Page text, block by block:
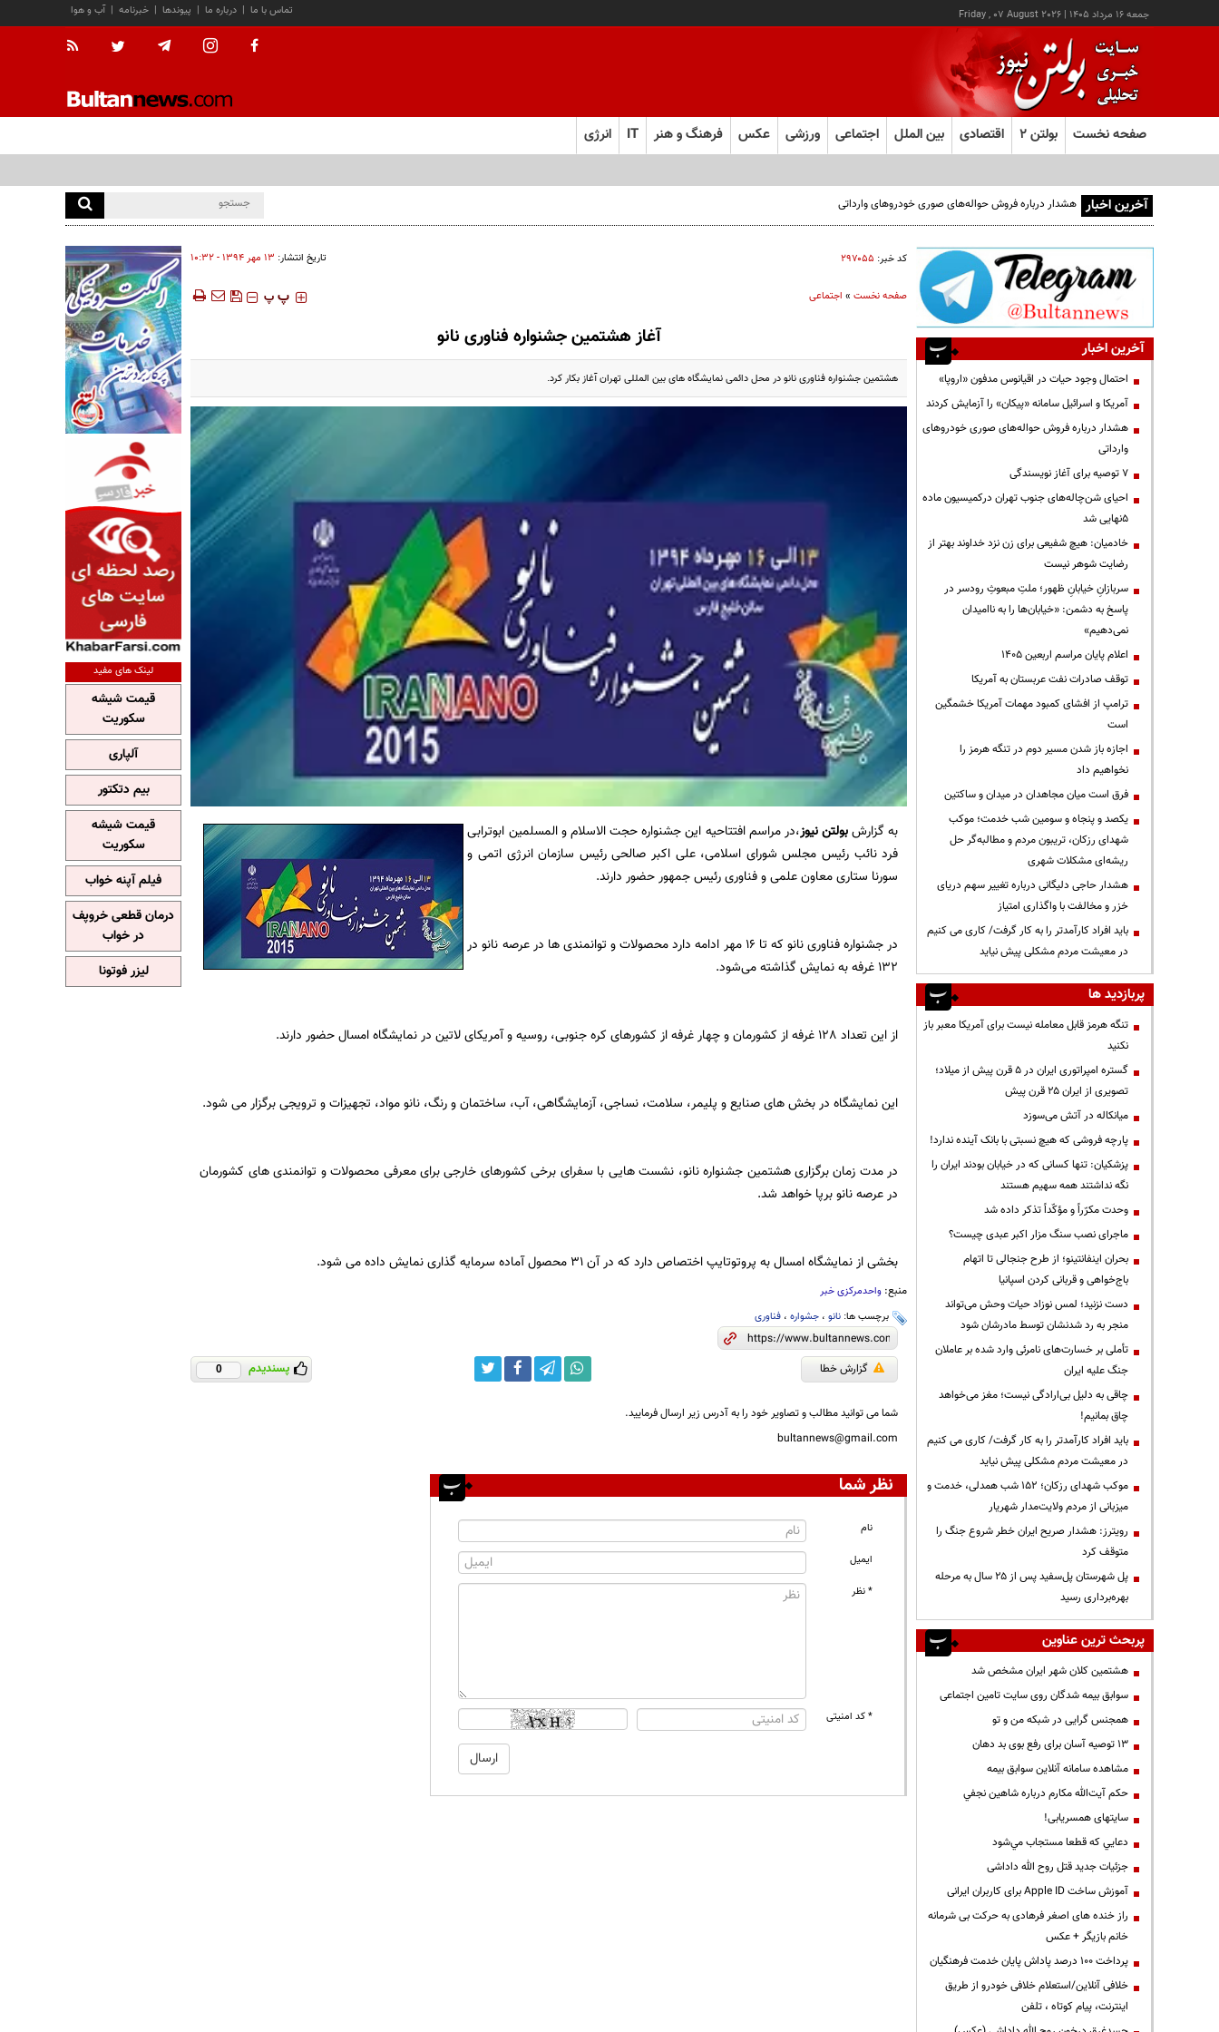
جمعه ۱۶ مرداد ۱۴۰۵ |
Friday , 07 August 2026 آب و هوا | خبرنامه | پیوندها | درباره ما | تماس با ما
صفحه نخست بولتن ۲ اقتصادی بین الملل اجتماعی ورزشی عکس فرهنگ و هنر IT انرژی
آخرین اخبار هشدار درباره فروش حواله‌های صوری خودروهای وارداتی
کد خبر: ۲۹۷۰۵۵ تاریخ انتشار: ۱۳ مهر ۱۳۹۴ - ۱۰:۳۲
صفحه نخست» اجتماعی ‍‍‍ پ پ
آغاز هشتمین جشنواره فناوری نانو
هشتمین جشنواره فناوری نانو در محل دائمی نمایشگاه های بین المللی تهران آغاز بکار کرد.
به گزارشبولتن نیوز،در مراسم افتتاحیه این جشنواره حجت الاسلام و المسلمین ابوترابی
فرد نائب رئیس مجلس شورای اسلامی، علی اکبر صالحی رئیس سازمان انرژی اتمی و
سورنا ستاری معاون علمی و فناوری رئیس جمهور حضور دارند.
در جشنواره فناوری نانو که تا 16 مهر ادامه دارد محصولات و توانمندی ها در عرصه نانو در
132 غرفه به نمایش گذاشته می‌شود.
از این تعداد 128 غرفه از کشورمان و چهار غرفه از کشورهای کره جنوبی، روسیه و آمریکای لاتین در نمایشگاه امسال حضور دارند.
این نمایشگاه در بخش های صنایع و پلیمر، سلامت، نساجی، ‌آزمایشگاهی،‌ آب، ساختمان و رنگ،‌ نانو مواد،‌ تجهیزات‌ و ترویجی برگزار می شود.
در مدت زمان برگزاری هشتمین جشنواره نانو، نشست هایی با سفرای برخی کشورهای خارجی برای معرفی محصولات و توانمندی های کشورمان
در عرصه نانو برپا خواهد شد.
بخشی از نمایشگاه امسال به پروتوتایپ اختصاص دارد که در آن 31 محصول آماده سرمایه گذاری نمایش داده می شود.
منبع: واحدمرکزی خبر
برچسب ها: نانو، جشواره، فناوری
گزارش خطا پسندیدم 0
شما می توانید مطالب و تصاویر خود را به آدرس زیر ارسال فرمایید.
bultannews@gmail.com
نظر شما
نام
ایمیل
* نظر
* کد امنیتی
آخرین اخبار
احتمال وجود حیات در اقیانوس مدفون «اروپا»
آمریکا و اسرائیل سامانه «پیکان» را آزمایش کردند
هشدار درباره فروش حواله‌های صوری خودروهای
وارداتی
۷ توصیه برای آغاز نویسندگی
احیای شن‌چاله‌های جنوب تهران درکمیسیون ماده
۵نهایی شد
خادمیان: هیچ شفیعی برای زن نزد خداوند بهتر از
رضایت شوهر نیست
سربازانِ خیابانِ ظهور؛ ملتِ مبعوثِ رودسر در
پاسخ به دشمن: «خیابان‌ها را به ناامیدان
نمی‌دهیم»
اعلام پایان مراسم اربعین ۱۴۰۵
توقف صادرات نفت عربستان به آمریکا
ترامپ از افشای کمبود مهمات آمریکا خشمگین
است
اجازه باز شدن مسیر دوم در تنگه هرمز را
نخواهیم داد
فرق است میان مجاهدان در میدان و ساکتین
یکصد و پنجاه و سومین شب خدمت؛ موکب
شهدای رزکان، تریبون مردم و مطالبه‌گر حل
ریشه‌ای مشکلات شهری
هشدار حاجی دلیگانی درباره تغییر سهم دریای
خزر و مخالفت با واگذاری امتیاز
باید افراد کارآمدتر را به کار گرفت/ کاری می کنیم
در معیشت مردم مشکلی پیش نیاید
پربازدید ها
تنگه هرمز قابل معامله نیست برای آمریکا معبر باز
نکنید
گستره امپراتوری ایران در ۵ قرن پیش از میلاد؛
تصویری از ایران ۲۵ قرن پیش
میانکاله در آتش می‌سوزد
پارچه فروشی که هیچ نسبتی با بانک آینده ندارد!
پزشکیان: تنها کسانی که در خیابان بودند ایران را
نگه نداشتند همه سهیم هستند
وحدت مکرّراً و مؤکّداً تذکر داده شد
ماجرای نصب سنگ مزار اکبر عبدی چیست؟
بحران اینفانتینو؛ از طرح جنجالی تا اتهام
باج‌خواهی و قربانی کردن اسپانیا
دست نزنید؛ لمس نوزاد حیات وحش می‌تواند
منجر به رد شدنشان توسط مادرشان شود
تأملی بر خسارت‌های نامرئی وارد شده بر عاملان
جنگ علیه ایران
چاقی به دلیل بی‌ارادگی نیست؛ مغز می‌خواهد
چاق بمانیم!
باید افراد کارآمدتر را به کار گرفت/ کاری می کنیم
در معیشت مردم مشکلی پیش نیاید
موکب شهدای رزکان؛ ۱۵۲ شب همدلی، خدمت و
میزبانی از مردم ولایت‌مدار شهریار
رویترز: هشدار صریح ایران خطر شروع جنگ را
متوقف کرد
پل شهرستان پل‌سفید پس از ۲۵ سال به مرحله
بهره‌برداری رسید
پربحث ترین عناوین
هشتمین کلان شهر ایران مشخص شد
سوابق بیمه شدگان روی سایت تامین اجتماعی
همجنس گرایی در شبکه من و تو
13 توصیه آسان برای رفع بوی بد دهان
مشاهده سامانه آنلاين سوابق بیمه
حكم آيت‌الله مكارم درباره شاهين نجفي
سایتهای همسریابی!
دعايي كه قطعا مستجاب مي‌شود
جزئیات جدید قتل روح الله داداشی
آموزش ساخت Apple ID برای کاربران ایرانی
راز خنده های اصغر فرهادی به حرکت بی شرمانه
خانم بازیگر + عکس
پرداخت ۱۰۰ درصد پاداش پایان خدمت فرهنگیان
خلافی آنلاین/استعلام خلافی خودرو از طریق
اینترنت، پیام کوتاه ، تلفن
لینک های مفید
قیمت شیشه
سکوریت
آلپاری
بیم دتکتور
قیمت شیشه
سکوریت
فیلم آپنه خواب
درمان قطعی خروپف
در خواب
لیزر فوتونا